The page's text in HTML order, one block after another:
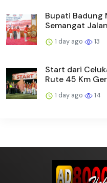
Bupati Badung
Semangat
1 day ago 13
Start dari
Rute 45 Km
1 day ago 14